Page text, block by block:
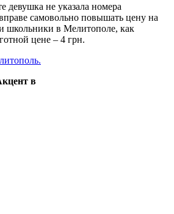
девушка не указала номера
самовольно повышать цену на
школьники в Мелитополе, как
цене – 4 грн.
в